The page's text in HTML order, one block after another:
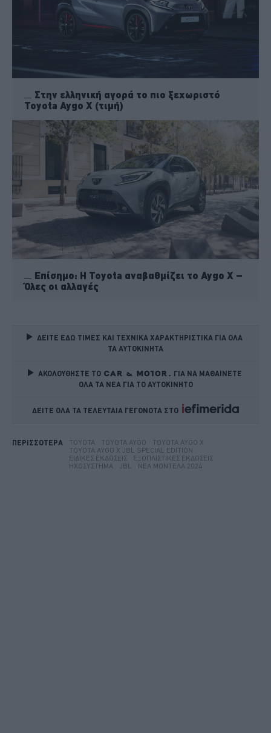
Στην ελληνική αγορά το πιο ξεχωριστό
Toyota Aygo X (τιμή)
Επίσημο: Η Toyota αναβαθμίζει το Aygo X –
Όλες οι αλλαγές
ΔΕΙΤΕ ΕΔΩ ΤΙΜΕΣ ΚΑΙ ΤΕΧΝΙΚΑ ΧΑΡΑΚΤΗΡΙΣΤΙΚΑ ΓΙΑ ΟΛΑ
ΤΑ ΑΥΤΟΚΙΝΗΤΑ
ΑΚΟΛΟΥΘΗΣΤΕ ΤΟ
ΓΙΑ ΝΑ ΜΑΘΑΙΝΕΤΕ
ΟΛΑ ΤΑ ΝΕΑ ΓΙΑ ΤΟ ΑΥΤΟΚΙΝΗΤΟ
ΔΕΙΤΕ ΟΛΑ ΤΑ ΤΕΛΕΥΤΑΙΑ ΓΕΓΟΝΟΤΑ ΣΤΟ
ΠΕΡΙΣΣΟΤΕΡΑ TOYOTA TOYOTA AYGO
TOYOTA AYGO X
TOYOTA AYGO X JBL SPECIAL EDITION
ΕΙΔΙΚΈΣ ΕΚΔΌΣΕΙΣ
ΕΞΟΠΛΙΣΤΙΚΈΣ ΕΚΔΌΣΕΙΣ
ΗΧΟΣΎΣΤΗΜΑ
JBL ΝΈΑ ΜΟΝΤΈΛΑ 2024